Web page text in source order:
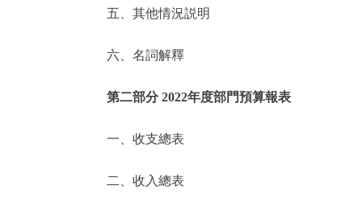
便民服務
仲介服務
政民互動
12345網上接訴即辦
參與調查
五、其他情況説明
六、名詞解釋
第二部分 2022年度部門預算報表
一、收支總表
二、收入總表